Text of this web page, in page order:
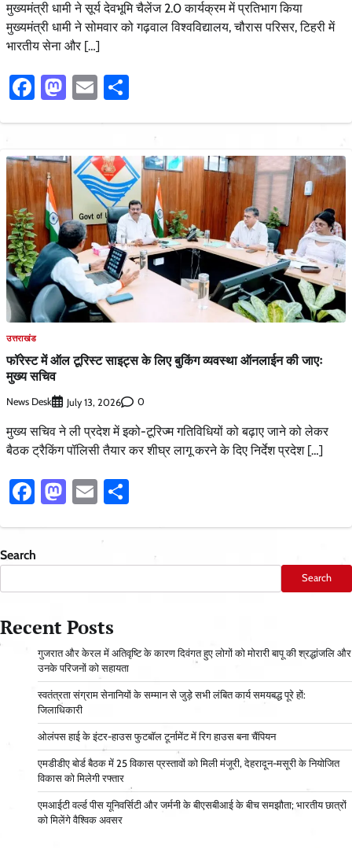
मुख्यमंत्री धामी ने सूर्य देवभूमि चैलेंज 2.0 कार्यक्रम में प्रतिभाग किया
मुख्यमंत्री धामी ने सोमवार को गढ़वाल विश्वविद्यालय, चौरास परिसर, टिहरी में
भारतीय सेना और […]
Facebook
Mastodon
Email
उत्तराखंड
फॉरेस्ट में ऑल टूरिस्ट साइट्स के लिए बुकिंग व्यवस्था ऑनलाईन की जाएः
मुख्य सचिव
News Desk July 13, 2026 0
मुख्य सचिव ने ली प्रदेश में इको-टूरिज्म गतिविधियों को बढ़ाए जाने को लेकर
बैठक ट्रैकिंग पॉलिसी तैयार कर शीघ्र लागू करने के दिए निर्देश प्रदेश […]
Facebook
Mastodon
Email
Search
Search
Recent Posts
गुजरात और केरल में अतिवृष्टि के कारण दिवंगत हुए लोगों को मोरारी बापू की श्रद्धांजलि और
उनके परिजनों को सहायता
स्वतंत्रता संग्राम सेनानियों के सम्मान से जुड़े सभी लंबित कार्य समयबद्ध पूरे हों:
जिलाधिकारी
ओलंपस हाई के इंटर-हाउस फुटबॉल टूर्नामेंट में रिग हाउस बना चैंपियन
एमडीडीए बोर्ड बैठक में 25 विकास प्रस्तावों को मिली मंजूरी, देहरादून-मसूरी के नियोजित
विकास को मिलेगी रफ्तार
एमआईटी वर्ल्ड पीस यूनिवर्सिटी और जर्मनी के बीएसबीआई के बीच समझौता; भारतीय छात्रों
को मिलेंगे वैश्विक अवसर